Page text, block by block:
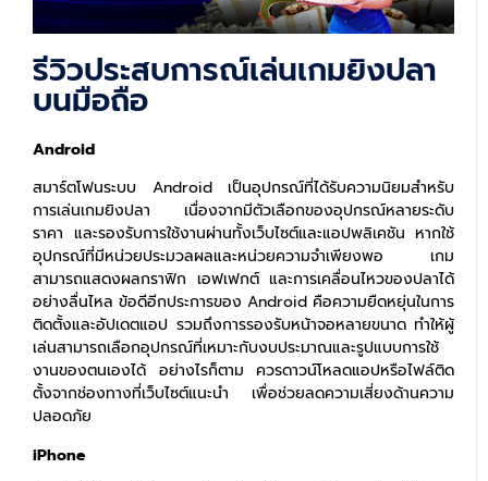
รีวิวประสบการณ์เล่นเกมยิงปลา
บนมือถือ
Android
สมาร์ตโฟนระบบ Android เป็นอุปกรณ์ที่ได้รับความนิยมสำหรับ
การเล่นเกมยิงปลา เนื่องจากมีตัวเลือกของอุปกรณ์หลายระดับ
ราคา และรองรับการใช้งานผ่านทั้งเว็บไซต์และแอปพลิเคชัน หากใช้
อุปกรณ์ที่มีหน่วยประมวลผลและหน่วยความจำเพียงพอ เกม
สามารถแสดงผลกราฟิก เอฟเฟกต์ และการเคลื่อนไหวของปลาได้
อย่างลื่นไหล ข้อดีอีกประการของ Android คือความยืดหยุ่นในการ
ติดตั้งและอัปเดตแอป รวมถึงการรองรับหน้าจอหลายขนาด ทำให้ผู้
เล่นสามารถเลือกอุปกรณ์ที่เหมาะกับงบประมาณและรูปแบบการใช้
งานของตนเองได้ อย่างไรก็ตาม ควรดาวน์โหลดแอปหรือไฟล์ติด
ตั้งจากช่องทางที่เว็บไซต์แนะนำ เพื่อช่วยลดความเสี่ยงด้านความ
ปลอดภัย
iPhone